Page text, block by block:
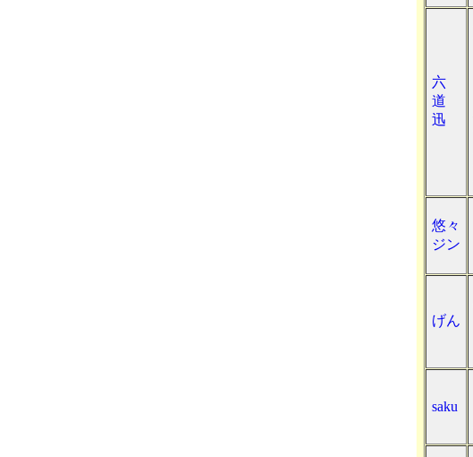
六
道
迅
悠々
ジン
げん
saku